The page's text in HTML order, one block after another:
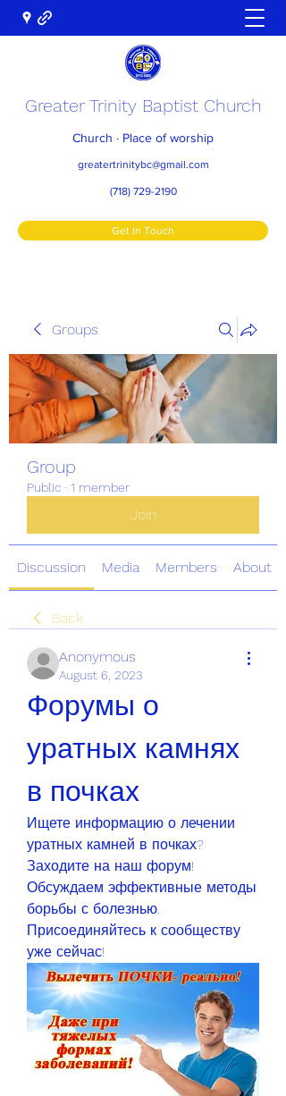
Greater Trinity Baptist Church
Church · Place of worship
greatertrinitybc@gmail.com
(718) 729-2190
Get In Touch
Groups
Group
Public · 1 member
Join
Discussion Media Members About
Back
Anonymous
August 6, 2023
Форумы о
уратных камнях
в почках
Ищете информацию о лечении
уратных камней в почках?
Заходите на наш форум!
Обсуждаем эффективные методы
борьбы с болезнью.
Присоединяйтесь к сообществу
уже сейчас!